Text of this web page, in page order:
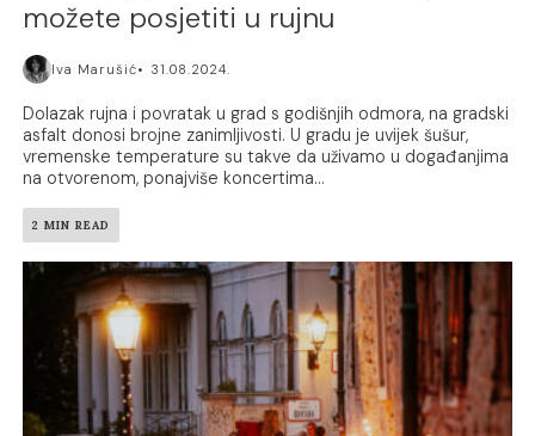
možete posjetiti u rujnu
Iva Marušić 31.08.2024.
Dolazak rujna i povratak u grad s godišnjih odmora, na gradski
asfalt donosi brojne zanimljivosti. U gradu je uvijek šušur,
vremenske temperature su takve da uživamo u događanjima
na otvorenom, ponajviše koncertima...
2 MIN READ